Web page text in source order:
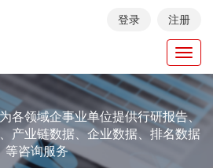
登录 注册
各领域企事业单位提供行研报告、
产业链数据、企业数据、排名数据
等咨询服务